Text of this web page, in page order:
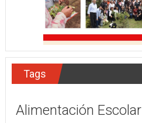
Tags
Alimentación Escolar